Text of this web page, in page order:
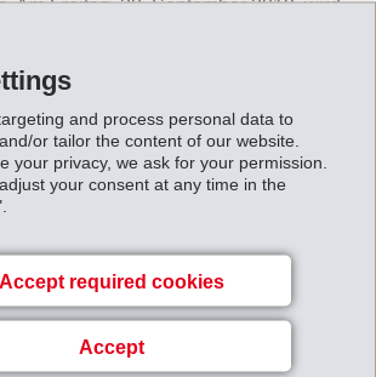
and process personal data to
or tailor the content of our website.
your privacy, we ask for your permission.
your consent at any time in the
Accept required cookies
Accept
Am Freitag, 20. September 2019, wird
Am Samstag, 21. September
www.emsorama.ch sind unter der
Mobil" Bilder zu den
und weitere Informationen